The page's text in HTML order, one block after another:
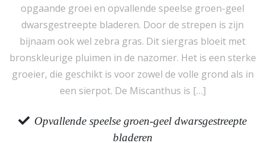
opgaande groei en opvallende speelse groen-geel
dwarsgestreepte bladeren. Door de strepen is zijn
bijnaam ook wel zebra gras. Dit siergras bloeit met
bronskleurige pluimen in de nazomer. Het is een sterke
groeier, die geschikt is voor zowel de volle grond als in
een sierpot. De Miscanthus is […]
Opvallende speelse groen-geel dwarsgestreepte
bladeren